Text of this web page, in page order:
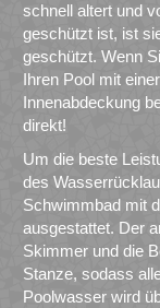
schnell altert und
geschützt ist, ist
geschützt. Wenn
Ihren Pool mit
Innenabdeckung
direkt!
Um die beste
des
Schwimmbad mit
ausgestattet. Der
Skimmer und die
Stanze, sodass
Poolwasser wird